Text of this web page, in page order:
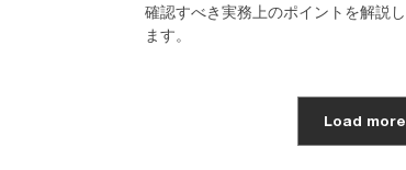
確認すべき実務上のポイントを解説し
ます。
Load more